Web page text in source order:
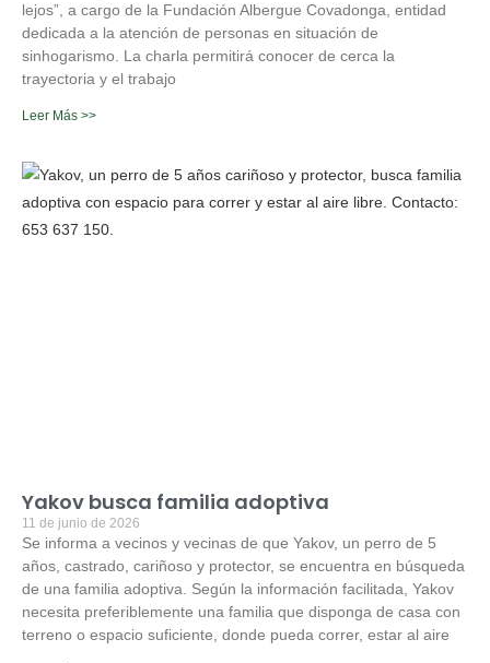
lejos”, a cargo de la Fundación Albergue Covadonga, entidad
dedicada a la atención de personas en situación de
sinhogarismo. La charla permitirá conocer de cerca la
trayectoria y el trabajo
Leer Más >>
Yakov busca familia adoptiva
11 de junio de 2026
Se informa a vecinos y vecinas de que Yakov, un perro de 5
años, castrado, cariñoso y protector, se encuentra en búsqueda
de una familia adoptiva. Según la información facilitada, Yakov
necesita preferiblemente una familia que disponga de casa con
terreno o espacio suficiente, donde pueda correr, estar al aire